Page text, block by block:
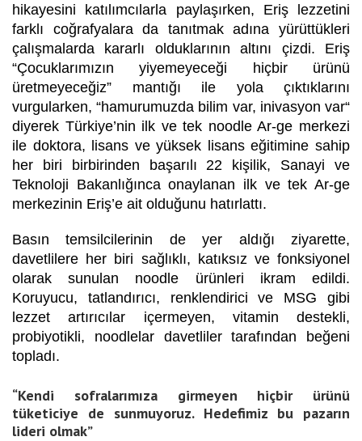
hikayesini katılımcılarla paylaşırken, Eriş lezzetini
farklı coğrafyalara da tanıtmak adına yürüttükleri
çalışmalarda kararlı olduklarının altını çizdi. Eriş
“Çocuklarımızın yiyemeyeceği hiçbir ürünü
üretmeyeceğiz” mantığı ile yola çıktıklarını
vurgularken, “hamurumuzda bilim var, inivasyon var“
diyerek Türkiye’nin ilk ve tek noodle Ar-ge merkezi
ile doktora, lisans ve yüksek lisans eğitimine sahip
her biri birbirinden başarılı 22 kişilik, Sanayi ve
Teknoloji Bakanlığınca onaylanan ilk ve tek Ar-ge
merkezinin Eriş’e ait olduğunu hatırlattı.
Basın temsilcilerinin de yer aldığı ziyarette,
davetlilere her biri sağlıklı, katıksız ve fonksiyonel
olarak sunulan noodle ürünleri ikram edildi.
Koruyucu, tatlandırıcı, renklendirici ve MSG gibi
lezzet artırıcılar içermeyen, vitamin destekli,
probiyotikli, noodlelar davetliler tarafından beğeni
topladı.
“Kendi sofralarımıza girmeyen hiçbir ürünü
tüketiciye de sunmuyoruz. Hedefimiz bu pazarın
lideri olmak”